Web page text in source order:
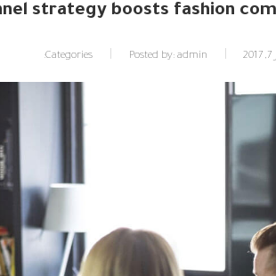
strategy boosts fashion
Posted by: admin
Categories: